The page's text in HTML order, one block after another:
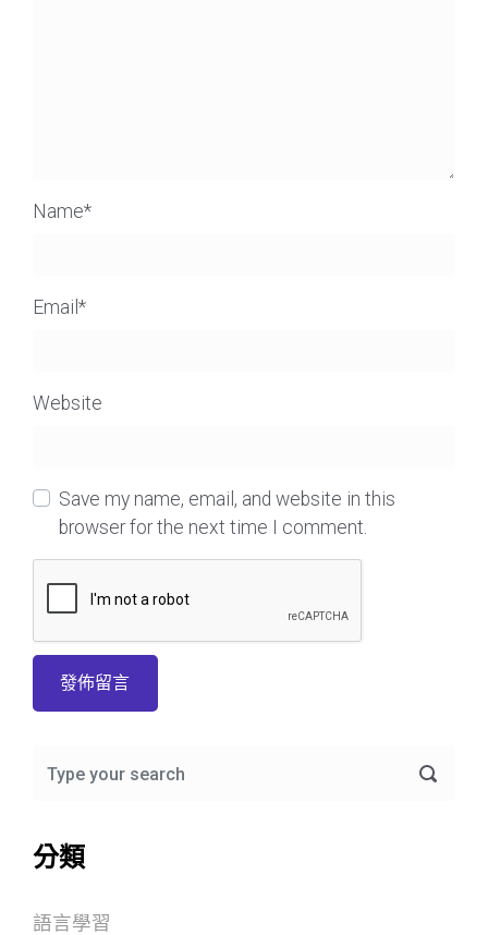
Name*
Email *
Website
Save my name, email, and website in this
browser for the next time I comment.
分類
語言學習